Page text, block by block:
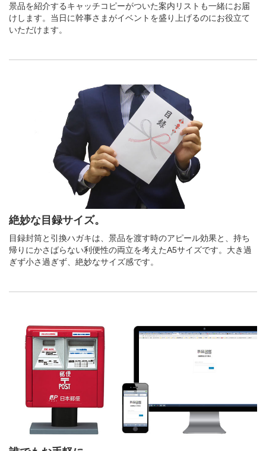
景品を紹介するキャッチコピーがついた案内リストも一緒にお届
けします。当日に幹事さまがイベントを盛り上げるのにお役立て
いただけます。
絶妙な目録サイズ。
目録封筒と引換ハガキは、景品を渡す時のアピール効果と、持ち
帰りにかさばらない利便性の両立を考えたA5サイズです。大き過
ぎず小さ過ぎず、絶妙なサイズ感です。